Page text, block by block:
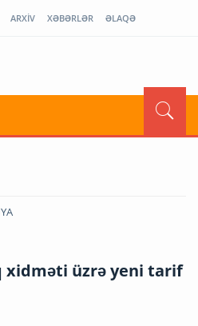
ARXİV XƏBƏRLƏR ƏLAQƏ
xidməti üzrə yeni tarif